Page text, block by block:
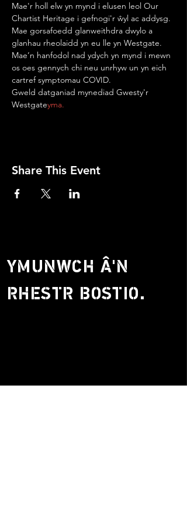
Mae'r holl elw yn mynd i elusen leol Our
Chartist Heritage i gefnogi'r ŵyl ac addysg.
Mae gorsafoedd glanweithdra dwylo a
glanhau rheolaidd yn eu lle yn Westgate.
Mae’n hanfodol nad ydych yn mynd i mewn
os oes gennych chi neu unrhyw un yn eich
cartref symptomau COVID.
Gweld datganiad mynediad Gwesty'r
Westgateyma.
Share This Event
YMUNWCH Â'N
RHESTR BOSTIO.